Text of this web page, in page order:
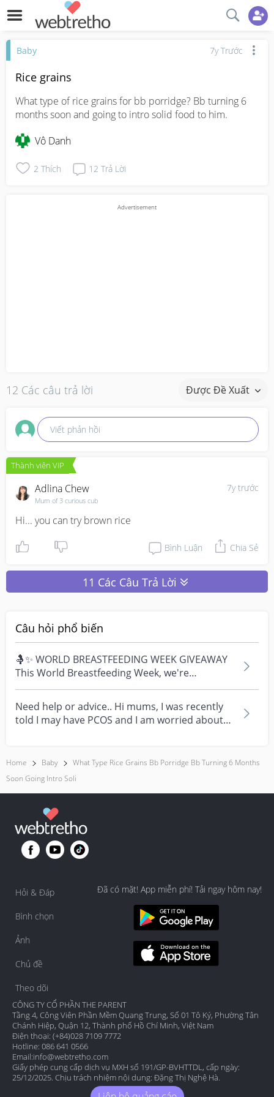
Baby 7y Trước
Rice grains
What type of rice grains for bb porridge? Bb turning 6
months soon and going to intro solid food to him.
Vô Danh
2 Thích 12 Trả Lời
12 Các câu trả lời Được Đề Xuất
Viết phản hồi
Thành viên VIP
7y trước
Adlina Chew
Mum of 3 curious cub
Hi... you can try brown rice
Bình Luận Chia Sẻ
11 Các Câu Trả Lời
Câu hỏi phổ biến
🤱✨ WORLD BREASTFEEDING WEEK GIVEAWAY
This World Breastfeeding Week, we're
celebrating every mum's fe...
Need help or advice.. Hi mums, I was recently
told I may have PCOS and I am worried about
Home Baby
What Type Rice Grains Bb Porridge Bb Turning 6 Months
Soon Going Intro Soli
Hỏi & Đáp
Bình chọn
Ảnh
Chủ đề
Theo dõi
Đã có mặt! App miễn phí! Tải ngay hôm nay!
CÔNG TY CỔ PHẦN THE PARENT
Tầng 4, Công Viên Phần Mềm Quang Trung, Số 01 Tô Ký, Phường Tân
Chánh Hiệp, Quận 12, Thành phố Hồ Chí Minh, Việt Nam
Điện thoại: (+84)028 7109 7772
Hotline: 086 641 0566
Email:info@webtretho.com
Giấy phép cung cấp dịch vụ MXH số 191/GP-BVHTTDL, cấp ngày:
25/12/2025. Chịu trách nhiệm nội dung: Đặng Thị Nghệ Hà.